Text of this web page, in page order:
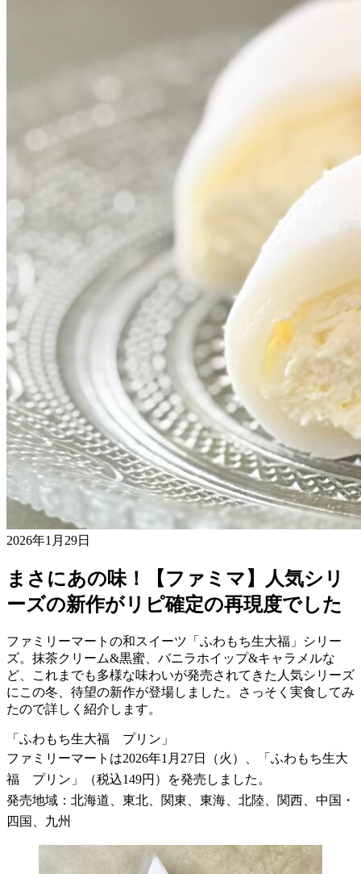
2026年1月29日
まさにあの味！【ファミマ】人気シリ
ーズの新作がリピ確定の再現度でした
ファミリーマートの和スイーツ「ふわもち生大福」シリー
ズ。抹茶クリーム&黒蜜、バニラホイップ&キャラメルな
ど、これまでも多様な味わいが発売されてきた人気シリーズ
にこの冬、待望の新作が登場しました。さっそく実食してみ
たので詳しく紹介します。
「ふわもち生大福 プリン」
ファミリーマートは2026年1月27日（火）、「ふわもち生大
福 プリン」（税込149円）を発売しました。
発売地域：北海道、東北、関東、東海、北陸、関西、中国・
四国、九州